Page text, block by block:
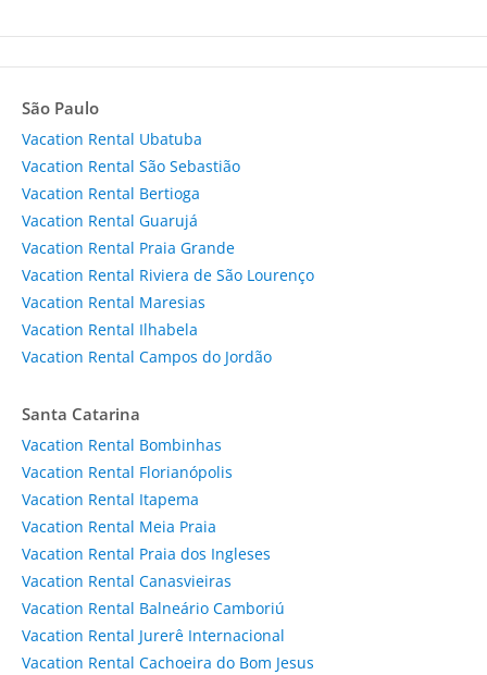
São Paulo
Vacation Rental Ubatuba
Vacation Rental São Sebastião
Vacation Rental Bertioga
Vacation Rental Guarujá
Vacation Rental Praia Grande
Vacation Rental Riviera de São Lourenço
Vacation Rental Maresias
Vacation Rental Ilhabela
Vacation Rental Campos do Jordão
Santa Catarina
Vacation Rental Bombinhas
Vacation Rental Florianópolis
Vacation Rental Itapema
Vacation Rental Meia Praia
Vacation Rental Praia dos Ingleses
Vacation Rental Canasvieiras
Vacation Rental Balneário Camboriú
Vacation Rental Jurerê Internacional
Vacation Rental Cachoeira do Bom Jesus